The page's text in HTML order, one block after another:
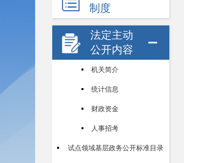
制度
法定主动
公开内容
机关简介
统计信息
财政资金
人事招考
试点领域基层政务公开标准目录